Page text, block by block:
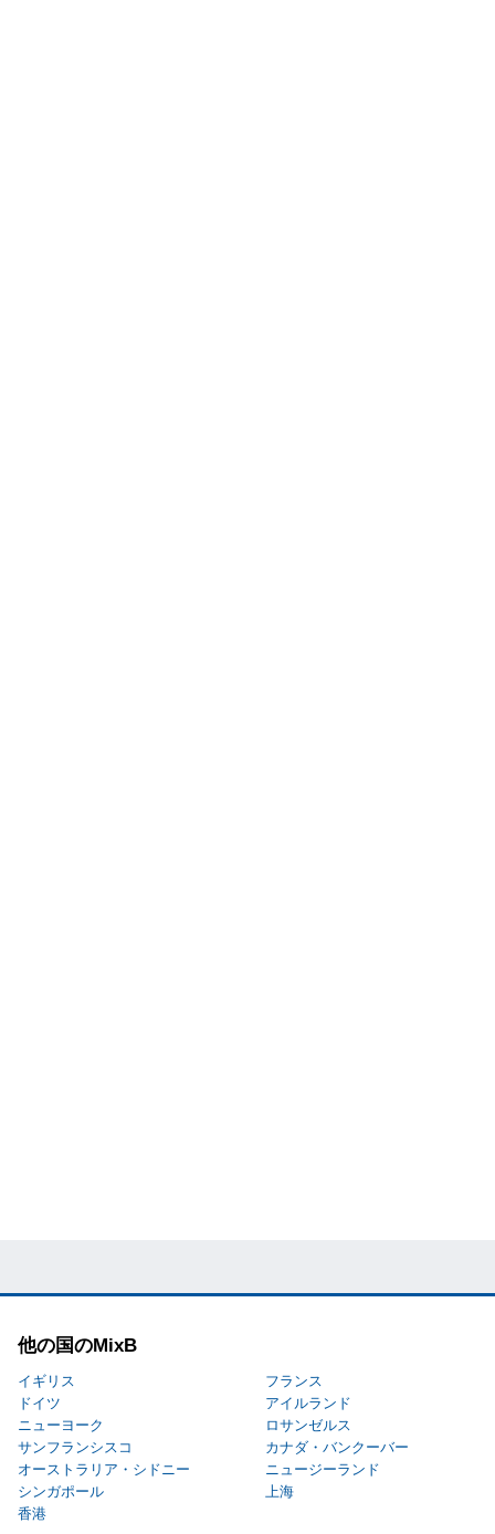
他の国のMixB
イギリス
フランス
ドイツ
アイルランド
ニューヨーク
ロサンゼルス
サンフランシスコ
カナダ・バンクーバー
オーストラリア・シドニー
ニュージーランド
シンガポール
上海
香港